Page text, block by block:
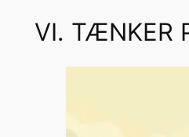
VI. TÆNKER